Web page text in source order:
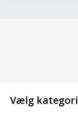
Vælg kategori